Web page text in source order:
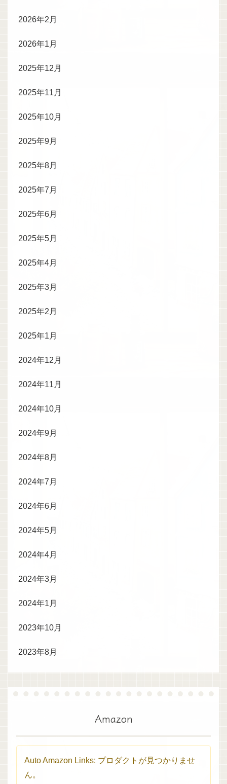
2026年2月
2026年1月
2025年12月
2025年11月
2025年10月
2025年9月
2025年8月
2025年7月
2025年6月
2025年5月
2025年4月
2025年3月
2025年2月
2025年1月
2024年12月
2024年11月
2024年10月
2024年9月
2024年8月
2024年7月
2024年6月
2024年5月
2024年4月
2024年3月
2024年1月
2023年10月
2023年8月
Amazon
Auto Amazon Links: プロダクトが見つかりませ
ん。